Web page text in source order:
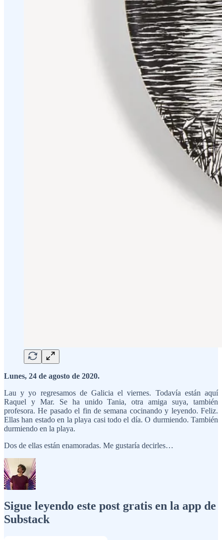
Lunes, 24 de agosto de 2020.
Lau y yo regresamos de Galicia el viernes. Todavía están aquí
Raquel y Mar. Se ha unido Tania, otra amiga suya, también
profesora. He pasado el fin de semana cocinando y leyendo. Feliz.
Ellas han estado en la playa casi todo el día. O durmiendo. También
durmiendo en la playa.
Dos de ellas están enamoradas. Me gustaría decirles…
Sigue leyendo este post gratis en la app de
Substack